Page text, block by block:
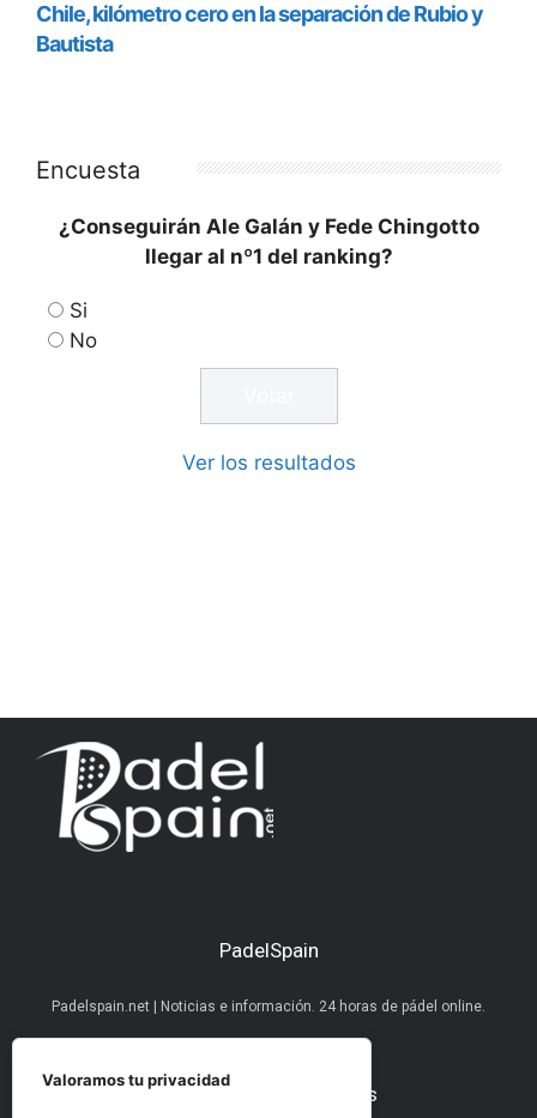
Encuesta
¿Conseguirán Ale Galán y Fede Chingotto
llegar al nº1 del ranking?
Si
No
Ver los resultados
PadelSpain
Padelspain.net | Noticias e información. 24 horas de pádel online.
Nuestras redes sociales
Valoramos tu privacidad